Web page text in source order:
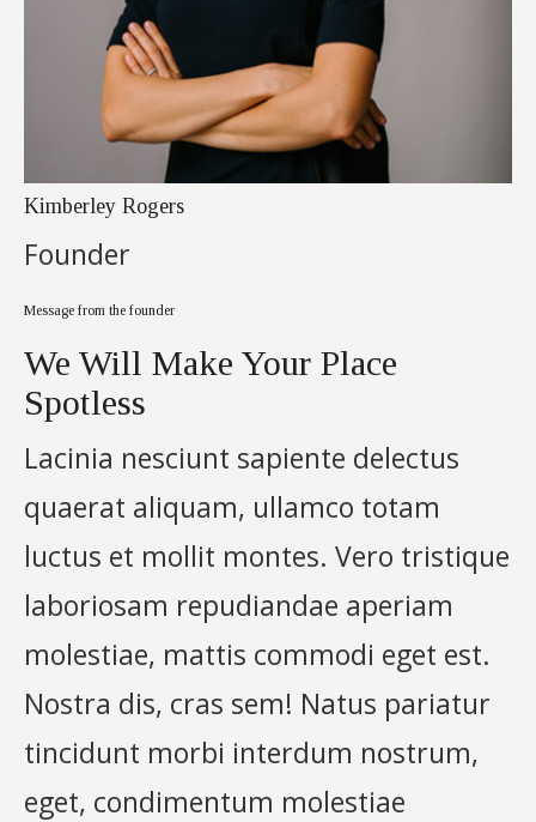
Kimberley Rogers
Founder
Message from the founder
We Will Make Your Place
Spotless
Lacinia nesciunt sapiente delectus
quaerat aliquam, ullamco totam
luctus et mollit montes. Vero tristique
laboriosam repudiandae aperiam
molestiae, mattis commodi eget est.
Nostra dis, cras sem! Natus pariatur
tincidunt morbi interdum nostrum,
eget, condimentum molestiae